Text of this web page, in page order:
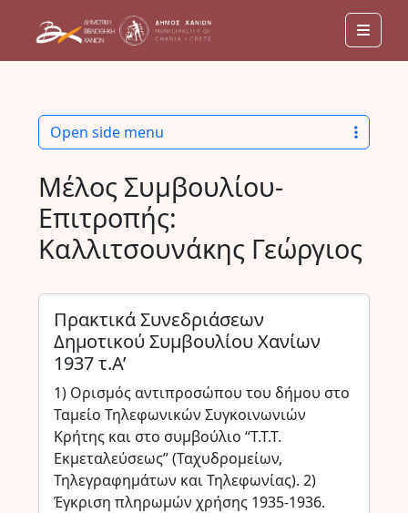
Μέλος Συμβουλίου-
Επιτροπής:
Καλλιτσουνάκης Γεώργιος
Πρακτικά Συνεδριάσεων
Δημοτικού Συμβουλίου Χανίων
1937 τ.Α’
1) Ορισμός αντιπροσώπου του δήμου στο
Ταμείο Τηλεφωνικών Συγκοινωνιών
Κρήτης και στο συμβούλιο “Τ.Τ.Τ.
Εκμεταλεύσεως” (Ταχυδρομείων,
Τηλεγραφημάτων και Τηλεφωνίας). 2)
Έγκριση πληρωμών χρήσης 1935-1936.
Open side menu